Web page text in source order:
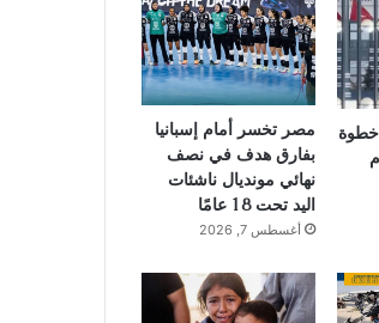
خطوة
مصر تخسر أمام إسبانيا
بفارق هدف في نصف
نهائي مونديال ناشئات
اليد تحت 18 عامًا
أغسطس 7, 2026